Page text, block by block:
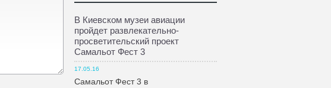
В Киевском музеи авиации
пройдет развлекательно-
просветительский проект
Самальот Фест 3
17.05.16
Самальот Фест 3 в